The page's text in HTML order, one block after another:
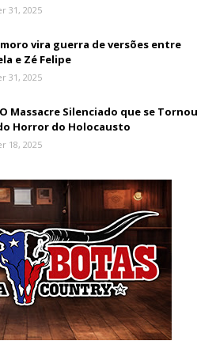
31, 2025
vira guerra de versões entre
e Zé Felipe
31, 2025
Massacre Silenciado que se Tornou
Horror do Holocausto
18, 2025